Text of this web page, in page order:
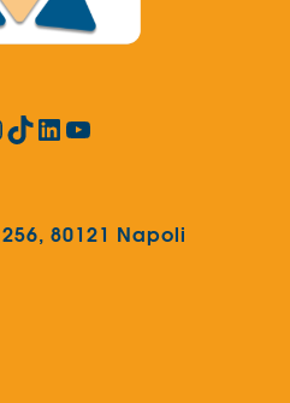
TikTok
LinkedIn
YouTube
80121 Napoli